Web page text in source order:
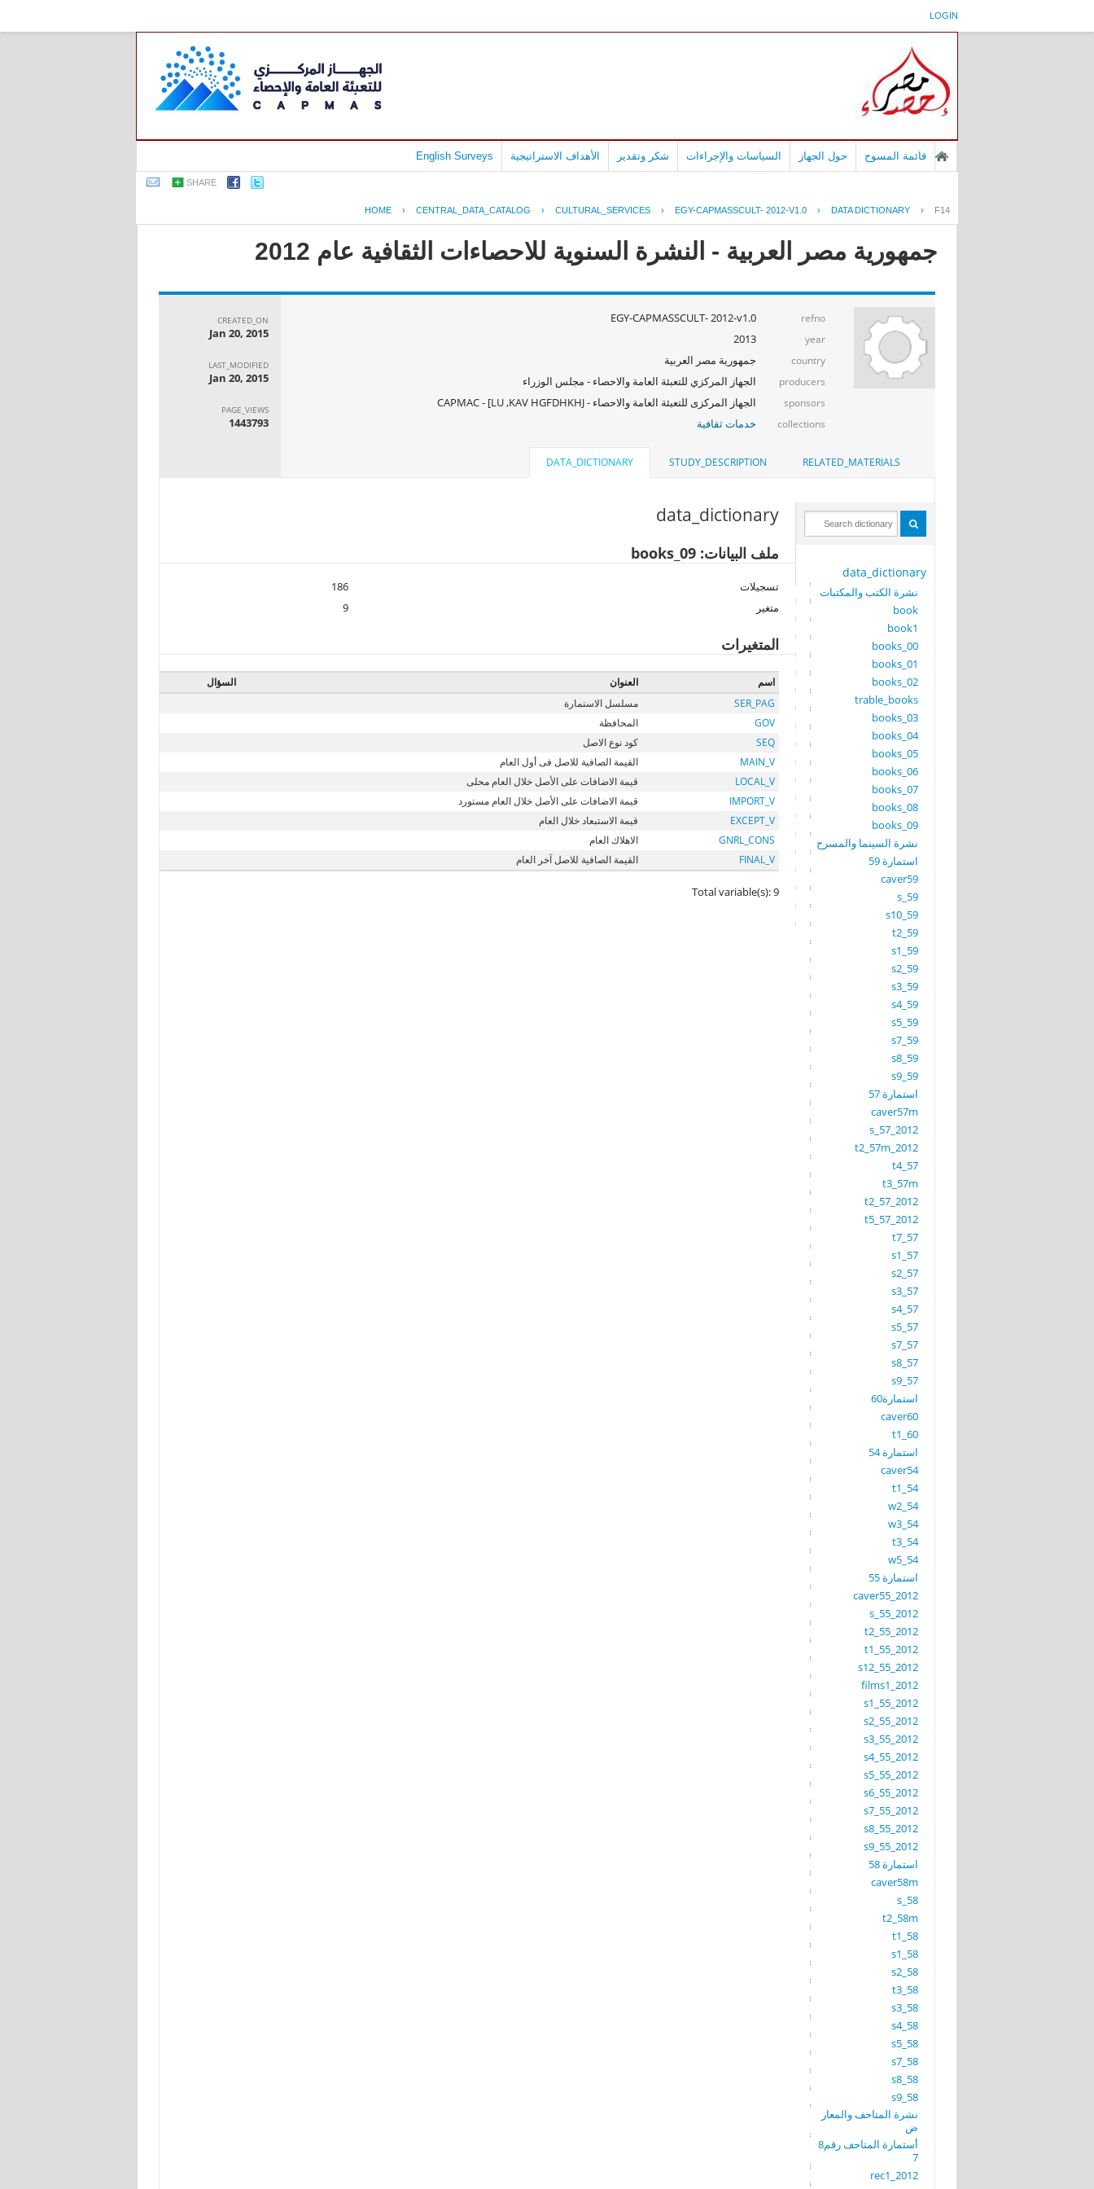
LOGIN
قائمة المسوح حول الجهاز السياسات والإجراءات شكر وتقدير الأهداف الاستراتيجية English Surveys
SHARE
HOME › CENTRAL_DATA_CATALOG › CULTURAL_SERVICES › EGY-CAPMASSCULT- 2012-V1.0 › DATA DICTIONARY › F14
جمهورية مصر العربية - النشرة السنوية للاحصاءات الثقافية عام 2012
refno
EGY-CAPMASSCULT- 2012-v1.0
year
2013
country جمهورية مصر العربية
producers الجهاز المركزي للتعبئة العامة والاحصاء - مجلس الوزراء
sponsors الجهاز المركزى للتعبئة العامة والاحصاء - CAPMAC - [LU ,KAV HGFDHKHJ
collections خدمات ثقافية
CREATED_ON
Jan 20, 2015
LAST_MODIFIED
Jan 20, 2015
PAGE_VIEWS
1443793
RELATED_MATERIALS
STUDY_DESCRIPTION
DATA_DICTIONARY
data_dictionary
نشرة الكتب والمكتبات
book
book1
books_00
books_01
books_02
trable_books
books_03
books_04
books_05
books_06
books_07
books_08
books_09
نشرة السينما والمسرح
استمارة 59
caver59
s_59
s10_59
t2_59
s1_59
s2_59
s3_59
s4_59
s5_59
s7_59
s8_59
s9_59
استمارة 57
caver57m
s_57_2012
t2_57m_2012
t4_57
t3_57m
t2_57_2012
t5_57_2012
t7_57
s1_57
s2_57
s3_57
s4_57
s5_57
s7_57
s8_57
s9_57
استمارة60
caver60
t1_60
استمارة 54
caver54
t1_54
w2_54
w3_54
t3_54
w5_54
استمارة 55
caver55_2012
s_55_2012
t2_55_2012
t1_55_2012
s12_55_2012
films1_2012
s1_55_2012
s2_55_2012
s3_55_2012
s4_55_2012
s5_55_2012
s6_55_2012
s7_55_2012
s8_55_2012
s9_55_2012
استمارة 58
caver58m
s_58
t2_58m
t1_58
s1_58
s2_58
t3_58
s3_58
s4_58
s5_58
s7_58
s8_58
s9_58
نشرة المتاحف والمعار
ض
أستمارة المتاحف رقم8
7
rec1_2012
data_dictionary
ملف البيانات: books_09
تسجيلات
186
متغير
9
المتغيرات
اسم العنوان
السؤال
SER_PAG
مسلسل الاستمارة
GOV
المحافظة
SEQ
كود نوع الاصل
MAIN_V
القيمة الصافية للاصل فى أول العام
LOCAL_V
قيمة الاضافات على الأصل خلال العام محلى
IMPORT_V
قيمة الاضافات على الأصل خلال العام مستورد
EXCEPT_V
قيمة الاستبعاد خلال العام
GNRL_CONS
الاهلاك العام
FINAL_V
القيمة الصافية للاصل آخر العام
Total variable(s): 9